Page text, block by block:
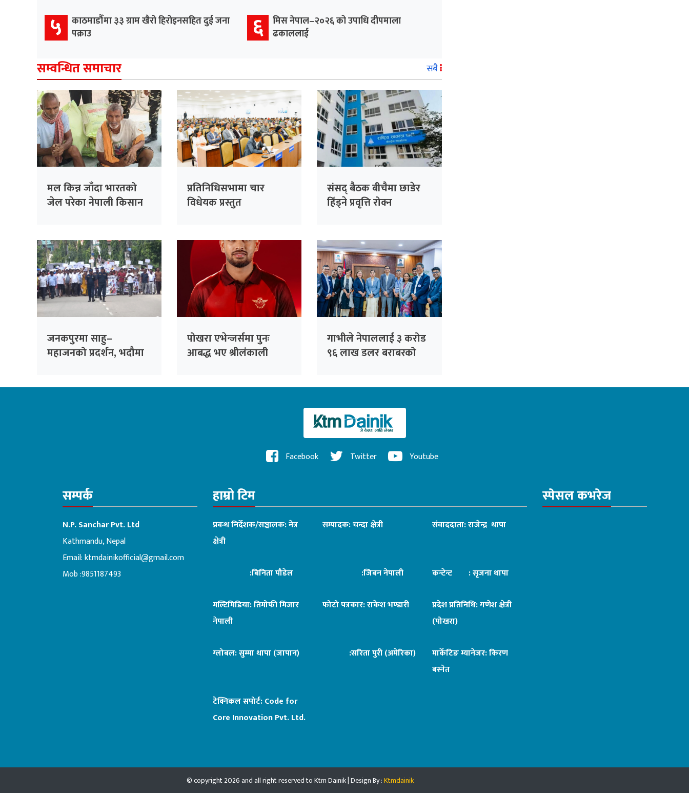
५ काठमाडौँमा ३३ ग्राम खैरो हिरोइनसहित दुई जना
पक्राउ
६ मिस नेपाल–२०२६ को उपाधि दीपमाला
ढकाललाई
सम्वन्धित समाचार सबै
मल किन्न जाँदा भारतको
जेल परेका नेपाली किसान
प्रतिनिधिसभामा चार
विधेयक प्रस्तुत
संसद् बैठक बीचैमा छाडेर
हिँड्ने प्रवृत्ति रोक्न
विश्लेषण गरिँदै
जनकपुरमा साहु–
महाजनको प्रदर्शन, भदौमा
पोखरा एभेन्जर्समा पुनः
आबद्ध भए श्रीलंकाली
गाभीले नेपाललाई ३ करोड
९६ लाख डलर बराबरको
Facebook Twitter Youtube
सम्पर्क
N.P. Sanchar Pvt. Ltd
Kathmandu, Nepal
Email:ktmdainikofficial@gmail.com
Mob :9851187493
हाम्रो टिम
प्रबन्ध निर्देशक/सञ्चालक: नेत्र
क्षेत्री
सम्पादक: चन्दा क्षेत्री संवाददाता: राजेन्द्र थापा
:बिनिता पौडेल :जिबन नेपाली कन्टेन्ट : सृजना थापा
मल्टिमिडिया: तिमोफी मिजार
नेपाली
फोटो पत्रकार: राकेश भण्डारी
प्रदेश प्रतिनिधि: गणेश क्षेत्री
(पोखरा)
ग्लोबल: सुम्मा थापा (जापान) :सरिता पुरी (अमेरिका)
मार्केटिङ म्यानेजर: किरण
बस्नेत
टेक्निकल सपोर्ट:Code for
Core Innovation Pvt. Ltd.
स्पेसल कभरेज
© copyright 2026 and all right reserved to Ktm Dainik | Design By :Ktmdainik